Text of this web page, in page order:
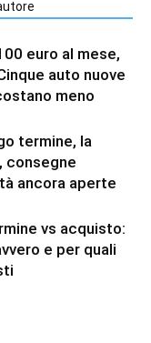
euro al mese,
auto nuove
meno
termine, la
consegne
ancora aperte
vs acquisto:
e per quali